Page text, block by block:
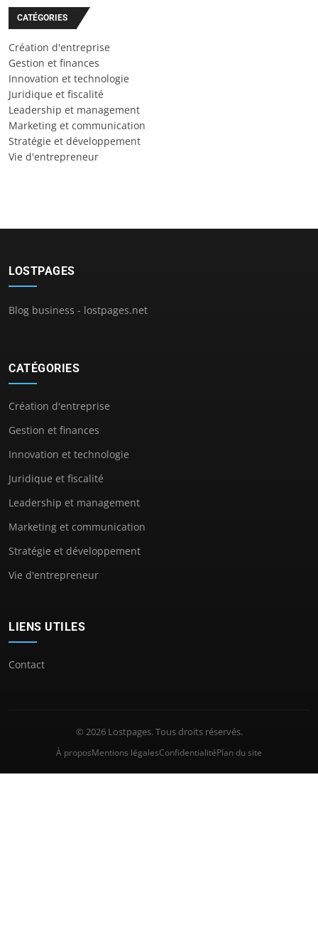
CATÉGORIES
Création d'entreprise
Gestion et finances
Innovation et technologie
Juridique et fiscalité
Leadership et management
Marketing et communication
Stratégie et développement
Vie d'entrepreneur
LOSTPAGES
Blog business - lostpages.net
CATÉGORIES
Création d'entreprise
Gestion et finances
Innovation et technologie
Juridique et fiscalité
Leadership et management
Marketing et communication
Stratégie et développement
Vie d'entrepreneur
LIENS UTILES
Contact
© 2026 Lostpages. Tous droits réservés.
À proposMentions légalesConfidentialitéPlan du site